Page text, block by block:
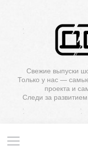
Свежие выпуски
Только у нас —
проекта и
Следи за